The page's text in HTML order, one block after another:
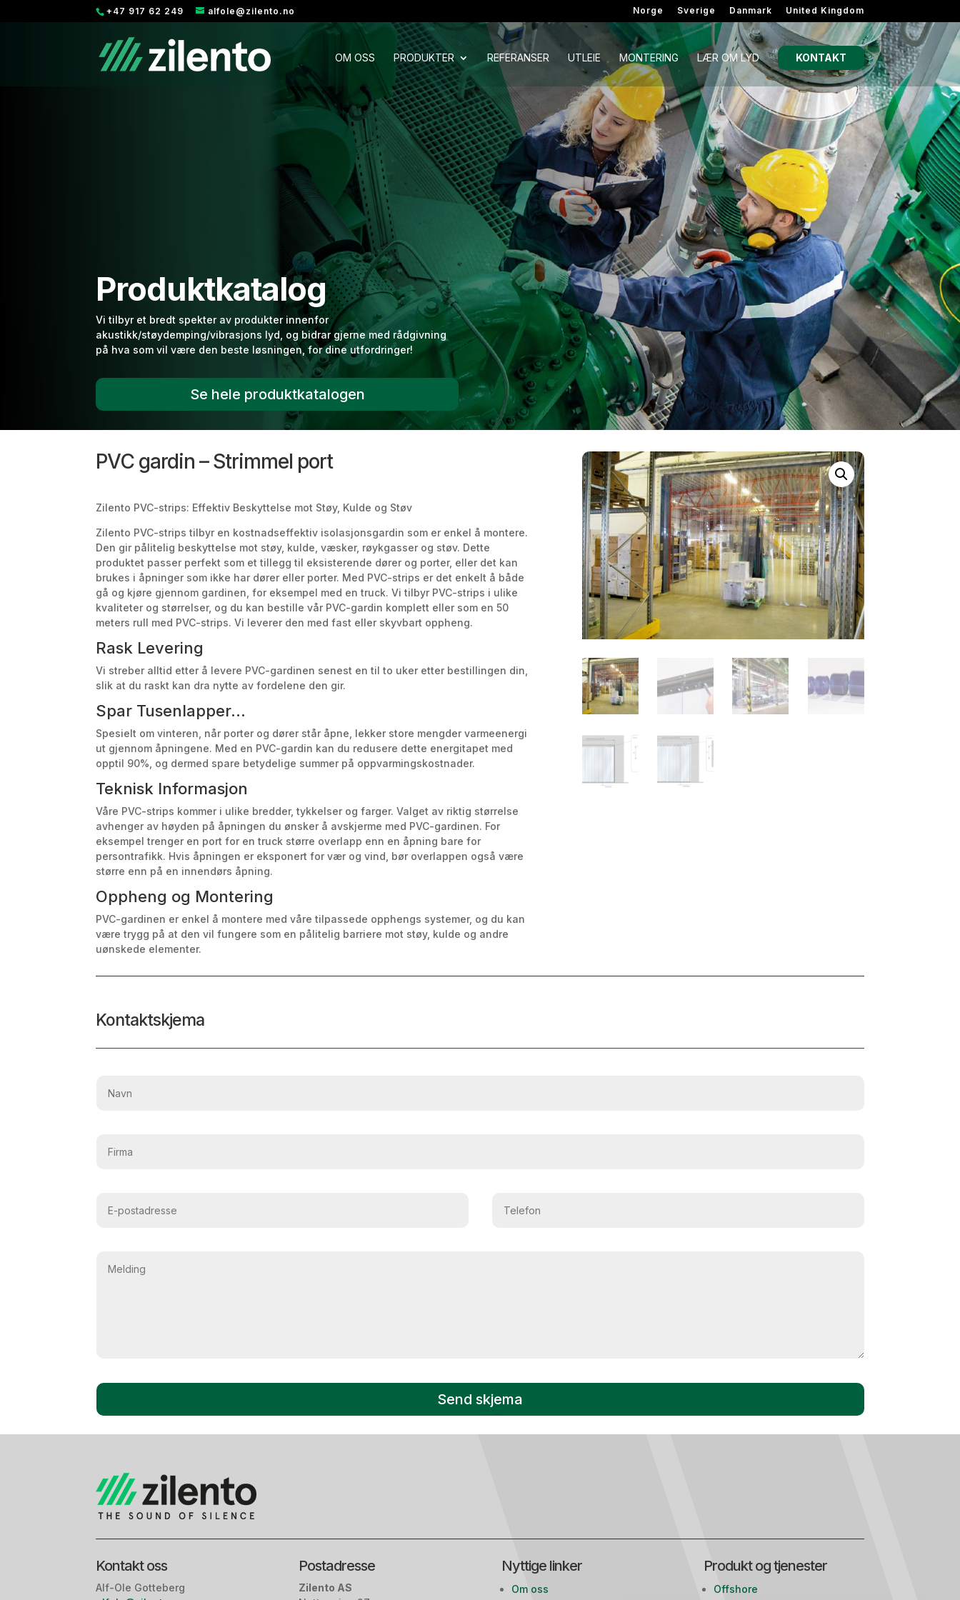
+47 917 62 249 alfole@zilento.no Norge Sverige Danmark United Kingdom
OM OSS PRODUKTER REFERANSER UTLEIE MONTERING LÆR OM LYD KONTAKT
Produktkatalog
Vi tilbyr et bredt spekter av produkter innenfor
akustikk/støydemping/vibrasjons lyd, og bidrar gjerne med rådgivning
på hva som vil være den beste løsningen, for dine utfordringer!
Se hele produktkatalogen
PVC gardin – Strimmel port
Zilento PVC-strips: Effektiv Beskyttelse mot Støy, Kulde og Støv
Zilento PVC-strips tilbyr en kostnadseffektiv isolasjonsgardin som er enkel å montere.
Den gir pålitelig beskyttelse mot støy, kulde, væsker, røykgasser og støv. Dette
produktet passer perfekt som et tillegg til eksisterende dører og porter, eller det kan
brukes i åpninger som ikke har dører eller porter. Med PVC-strips er det enkelt å både
gå og kjøre gjennom gardinen, for eksempel med en truck. Vi tilbyr PVC-strips i ulike
kvaliteter og størrelser, og du kan bestille vår PVC-gardin komplett eller som en 50
meters rull med PVC-strips. Vi leverer den med fast eller skyvbart oppheng.
Rask Levering
Vi streber alltid etter å levere PVC-gardinen senest en til to uker etter bestillingen din,
slik at du raskt kan dra nytte av fordelene den gir.
Spar Tusenlapper…
Spesielt om vinteren, når porter og dører står åpne, lekker store mengder varmeenergi
ut gjennom åpningene. Med en PVC-gardin kan du redusere dette energitapet med
opptil 90%, og dermed spare betydelige summer på oppvarmingskostnader.
Teknisk Informasjon
Våre PVC-strips kommer i ulike bredder, tykkelser og farger. Valget av riktig størrelse
avhenger av høyden på åpningen du ønsker å avskjerme med PVC-gardinen. For
eksempel trenger en port for en truck større overlapp enn en åpning bare for
persontrafikk. Hvis åpningen er eksponert for vær og vind, bør overlappen også være
større enn på en innendørs åpning.
Oppheng og Montering
PVC-gardinen er enkel å montere med våre tilpassede opphengs systemer, og du kan
være trygg på at den vil fungere som en pålitelig barriere mot støy, kulde og andre
uønskede elementer.
Kontaktskjema
Send skjema
Kontakt oss
Alf-Ole Gotteberg
Postadresse
Zilento AS
Nyttige linker
Om oss
Produkt og tjenester
Offshore